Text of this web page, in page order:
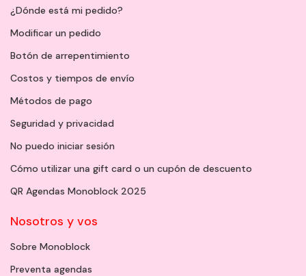
¿Dónde está mi pedido?
Modificar un pedido
Botón de arrepentimiento
Costos y tiempos de envío
Métodos de pago
Seguridad y privacidad
No puedo iniciar sesión
Cómo utilizar una gift card o un cupón de descuento
QR Agendas Monoblock 2025
Nosotros y vos
Sobre Monoblock
Preventa agendas